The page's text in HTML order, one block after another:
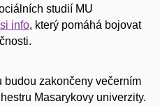
studií MU
info, který pomáhá bojovat
budou zakončeny večerním
Masarykovy univerzity.